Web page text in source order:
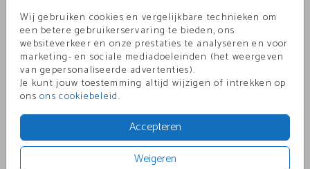
Wij gebruiken cookies en vergelijkbare technieken om
een betere gebruikerservaring te bieden, ons
websiteverkeer en onze prestaties te analyseren en voor
marketing- en sociale mediadoeleinden (het weergeven
van gepersonaliseerde advertenties).
Je kunt jouw toestemming altijd wijzigen of intrekken op
onsons cookiebeleid.
Accepteren
Weigeren
Ontwerp
aanpassingen Extra producten
Betalen